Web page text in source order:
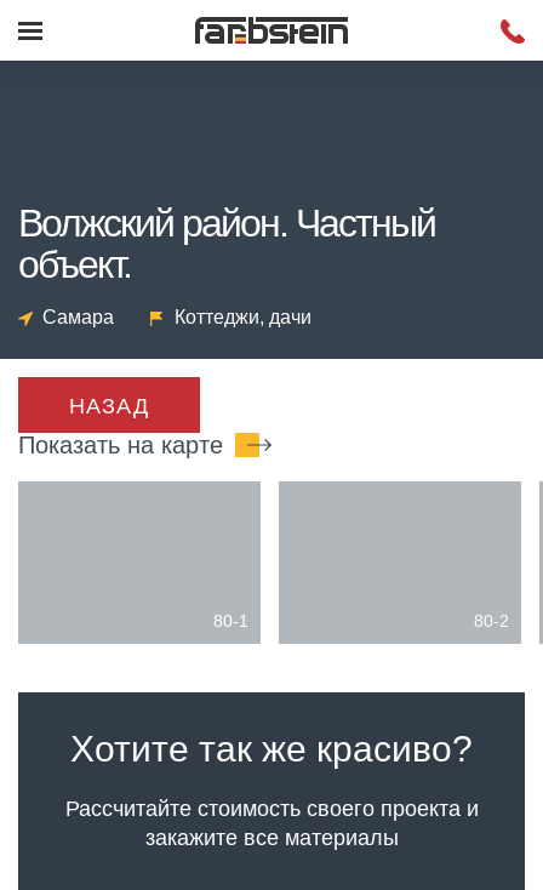
Волжский район. Частный
объект.
Самара Коттеджи, дачи
НАЗАД
Показать на карте
80-1 80-2
Хотите так же красиво?
Рассчитайте стоимость своего проектаи
закажите все материалы